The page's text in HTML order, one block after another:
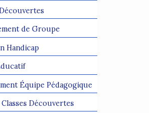
de Groupe
Handicap
Équipe Pédagogique
Découvertes